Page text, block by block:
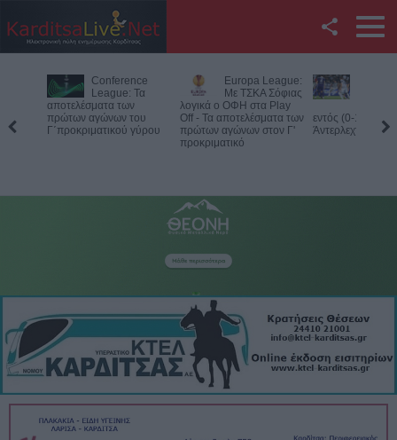
Twitter
YouTube
RSS
Επικοινωνία με το
KarditsaLive.Net
Conference
League: Τα
αποτελέσματα των
πρώτων αγώνων του
Γ΄προκριματικού γύρου
Europa League:
Με ΤΣΚΑ Σόφιας
λογικά ο ΟΦΗ στα Play
Off - Τα αποτελέσματα των
πρώτων αγώνων στον Γ'
προκριματικό
Με την
στον τοίχο ο
εντός (0-1) από την
Άντερλεχτ